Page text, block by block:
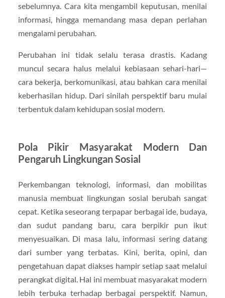
sebelumnya. Cara kita mengambil keputusan, menilai
informasi, hingga memandang masa depan perlahan
mengalami perubahan.
Perubahan ini tidak selalu terasa drastis. Kadang
muncul secara halus melalui kebiasaan sehari-hari—
cara bekerja, berkomunikasi, atau bahkan cara menilai
keberhasilan hidup. Dari sinilah perspektif baru mulai
terbentuk dalam kehidupan sosial modern.
Pola Pikir Masyarakat Modern Dan
Pengaruh Lingkungan Sosial
Perkembangan teknologi, informasi, dan mobilitas
manusia membuat lingkungan sosial berubah sangat
cepat. Ketika seseorang terpapar berbagai ide, budaya,
dan sudut pandang baru, cara berpikir pun ikut
menyesuaikan. Di masa lalu, informasi sering datang
dari sumber yang terbatas. Kini, berita, opini, dan
pengetahuan dapat diakses hampir setiap saat melalui
perangkat digital. Hal ini membuat masyarakat modern
lebih terbuka terhadap berbagai perspektif. Namun,